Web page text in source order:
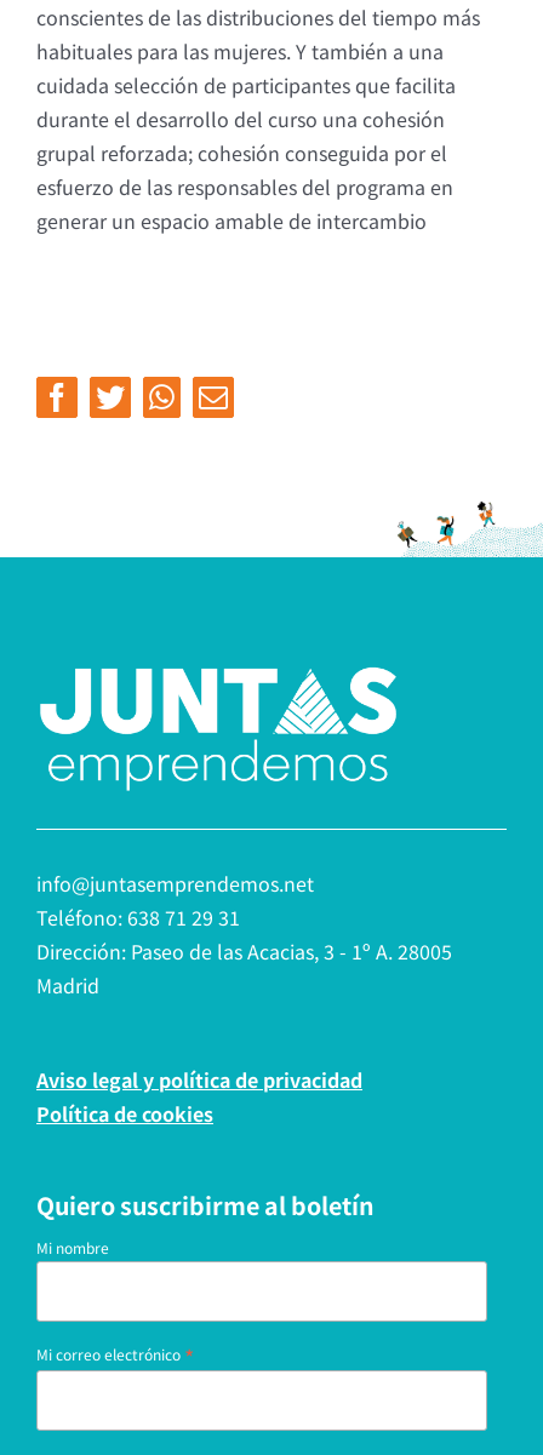
conscientes de las distribuciones del tiempo más
habituales para las mujeres. Y también a una
cuidada selección de participantes que facilita
durante el desarrollo del curso una cohesión
grupal reforzada; cohesión conseguida por el
esfuerzo de las responsables del programa en
generar un espacio amable de intercambio
Facebook
TwitterWhatsapp
Email
info@juntasemprendemos.net
Teléfono: 638 71 29 31
Dirección: Paseo de las Acacias, 3 - 1º A. 28005
Madrid
Aviso legal y política de privacidad
Política de cookies
Quiero suscribirme al boletín
Mi nombre
Mi correo electrónico *